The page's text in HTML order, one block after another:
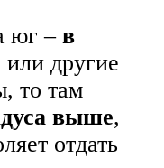
юг –в
или другие
то там
выше,
отдать